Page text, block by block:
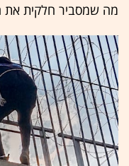
מה שמסביר חלקית את